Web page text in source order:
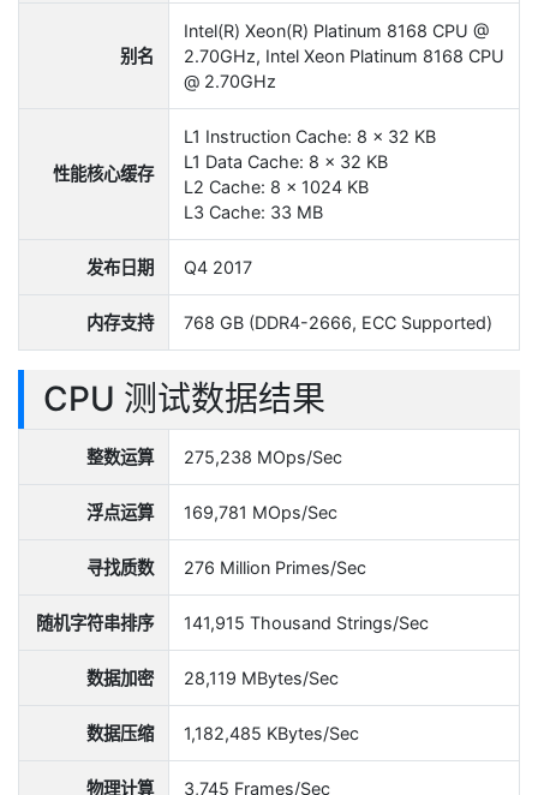
别名
Intel(R) Xeon(R) Platinum 8168 CPU @
2.70GHz, Intel Xeon Platinum 8168 CPU
@ 2.70GHz
性能核心缓存
L1 Instruction Cache: 8 x 32 KB
L1 Data Cache: 8 x 32 KB
L2 Cache: 8 x 1024 KB
L3 Cache: 33 MB
发布日期 Q4 2017
内存支持 768 GB (DDR4-2666, ECC Supported)
CPU 测试数据结果
整数运算 275,238 MOps/Sec
浮点运算 169,781 MOps/Sec
寻找质数 276 Million Primes/Sec
随机字符串排序 141,915 Thousand Strings/Sec
数据加密 28,119 MBytes/Sec
数据压缩 1,182,485 KBytes/Sec
物理计算 3,745 Frames/Sec